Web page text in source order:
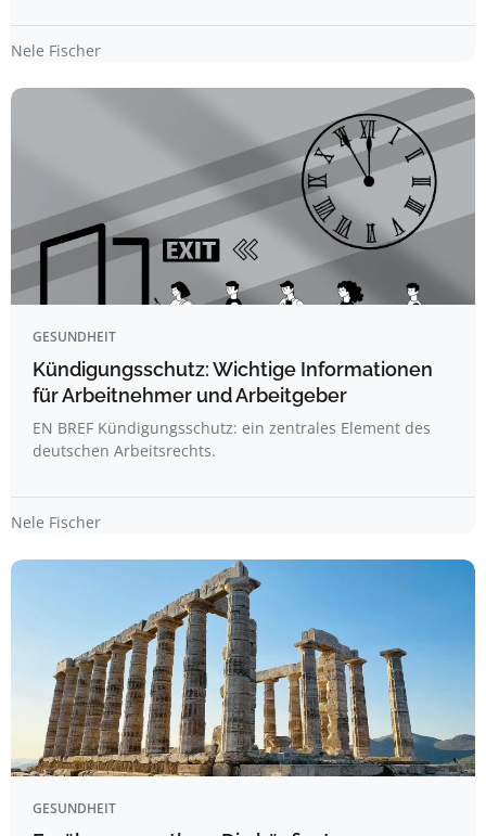
Nele Fischer
GESUNDHEIT
Kündigungsschutz: Wichtige Informationen
für Arbeitnehmer und Arbeitgeber
EN BREF Kündigungsschutz: ein zentrales Element des
deutschen Arbeitsrechts.
Nele Fischer
GESUNDHEIT